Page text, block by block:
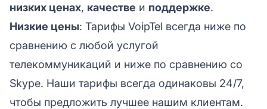
низких ценах, качестве и поддержке.
Низкие цены: Тарифы VoipTel всегда ниже по
сравнению с любой услугой
телекоммуникаций и ниже по сравнению со
Skype. Наши тарифы всегда одинаковы 24/7,
чтобы предложить лучшее нашим клиентам.